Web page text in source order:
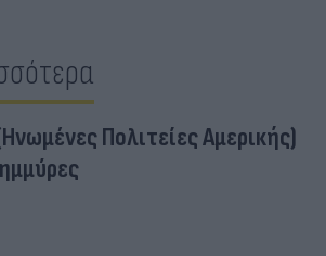
Πολιτείες Αμερικής)